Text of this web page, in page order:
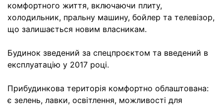
комфортного життя, включаючи плиту,
холодильник, пральну машину, бойлер та телевізор,
що залишається новим власникам.
Будинок зведений за спецпроєктом та введений в
експлуатацію у 2017 році.
Прибудинкова територія комфортно облаштована:
є зелень, лавки, освітлення, можливості для